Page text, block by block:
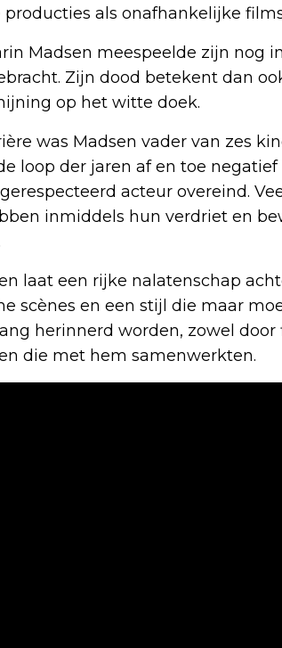
als onafhankelijke
Madsen meespeelde zijn nog
Zijn dood betekent dan
op het witte doek.
was Madsen vader van zes
loop der jaren af en toe
acteur overeind.
inmiddels hun verdriet en
laat een rijke nalatenschap
scènes en een stijl die maar
herinnerd worden, zowel
die met hem samenwerkten.